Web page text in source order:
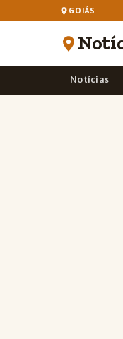
GOIÁS
Notícias